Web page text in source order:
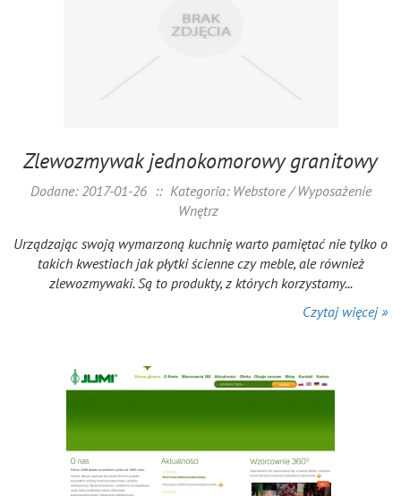
Zlewozmywak jednokomorowy granitowy
Dodane: 2017-01-26 :: Kategoria: Webstore / Wyposażenie
Wnętrz
Urządzając swoją wymarzoną kuchnię warto pamiętać nie tylko o
takich kwestiach jak płytki ścienne czy meble, ale również
zlewozmywaki. Są to produkty, z których korzystamy...
Czytaj więcej »